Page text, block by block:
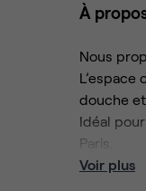
À
Nous
douche
Idéal
Paris.
Voir plus